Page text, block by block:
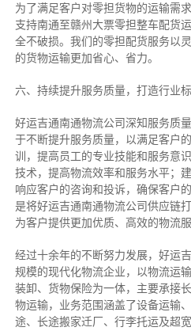
为了满足客户对零担货物的运输需
支持南通至赣州大票零担整车配货
全不破损。我们的零担配货服务以
的货物运输更加省心、省力。
六、持续提升服务质量，打造行业
好运吉通南通物流公司深知服务质
于不断提升服务质量，以满足客户
训，提高员工的专业技能和服务意
技术，提高物流效率和服务水平；
响应客户的咨询和投诉，确保客户
是将好运吉通南通物流公司供应链
为客户提供更加优质、高效的物流服
经过十余年的不断努力发展，好运
规模的现代化物流企业，以物流运
装卸、货物保险为一体，主要承接
物运输，业务范围涵盖了设备运输
途、长途搬家迁厂、行李托运及超